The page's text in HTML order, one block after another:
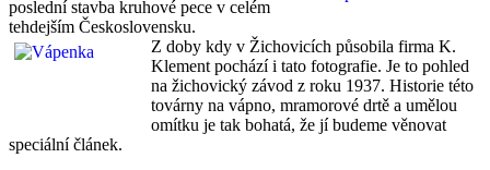
poslední stavba kruhové pece v celém
tehdejším Československu.
Z doby kdy v Žichovicích působila firma K.
Klement pochází i tato fotografie. Je to pohled
na žichovický závod z roku 1937. Historie této
továrny na vápno, mramorové drtě a umělou
omítku je tak bohatá, že jí budeme věnovat
speciální článek.